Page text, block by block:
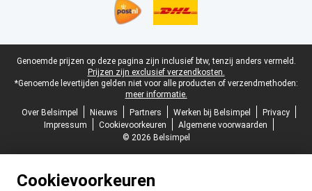
Juridische voettekst
Genoemde prijzen op deze pagina zijn inclusief btw, tenzij anders vermeld.
Prijzen zijn exclusief verzendkosten.
*Genoemde levertijden gelden niet voor alle producten of verzendmethoden:
meer informatie.
Over Belsimpel
Nieuws Partners Werken bij Belsimpel
Privacy
Impressum
Cookievoorkeuren
Algemene voorwaarden
© 2026 Belsimpel
Cookievoorkeuren